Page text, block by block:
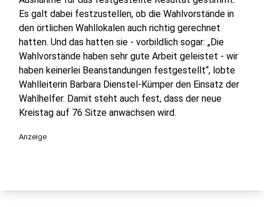
Es galt dabei festzustellen, ob die Wahlvorstände in
den örtlichen Wahllokalen auch richtig gerechnet
hatten. Und das hatten sie - vorbildlich sogar: „Die
Wahlvorstände haben sehr gute Arbeit geleistet - wir
haben keinerlei Beanstandungen festgestellt“, lobte
Wahlleiterin Barbara Dienstel-Kümper den Einsatz der
Wahlhelfer. Damit steht auch fest, dass der neue
Kreistag auf 76 Sitze anwachsen wird.
Anzeige